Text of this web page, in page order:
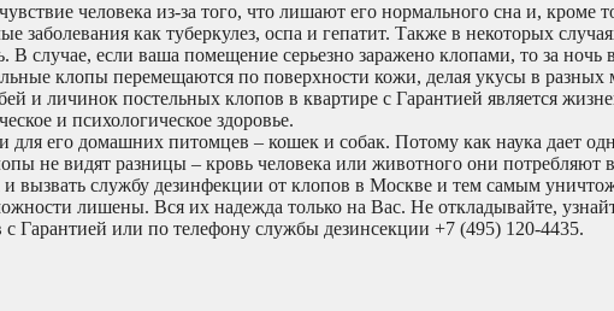
человека из-за того, что лишают его нормального сна и, кроме
как туберкулез, оспа и гепатит. Также в некоторых
случае, если ваша помещение серьезно заражено клопами, то за ночь
клопы перемещаются по поверхности кожи, делая укусы в разных
и личинок постельных клопов в квартире с Гарантией является
и психологическое здоровье.
его домашних питомцев – кошек и собак. Потому как наука дает
не видят разницы – кровь человека или животного они потребляют
и вызвать службу дезинфекции от клопов в Москве и тем самым
лишены. Вся их надежда только на Вас. Не откладывайте,
Гарантией или по телефону службы дезинсекции +7 (495) 120-4435.